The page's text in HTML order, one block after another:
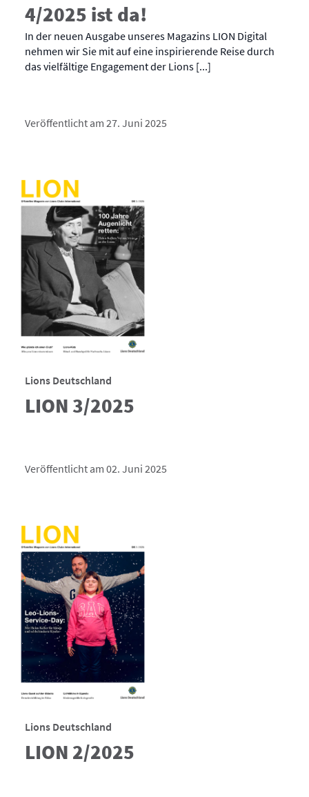
4/2025 ist da!
In der neuen Ausgabe unseres Magazins LION Digital
nehmen wir Sie mit auf eine inspirierende Reise durch
das vielfältige Engagement der Lions [...]
Veröffentlicht am 27. Juni 2025
Lions Deutschland
LION 3/2025
Veröffentlicht am 02. Juni 2025
Lions Deutschland
LION 2/2025